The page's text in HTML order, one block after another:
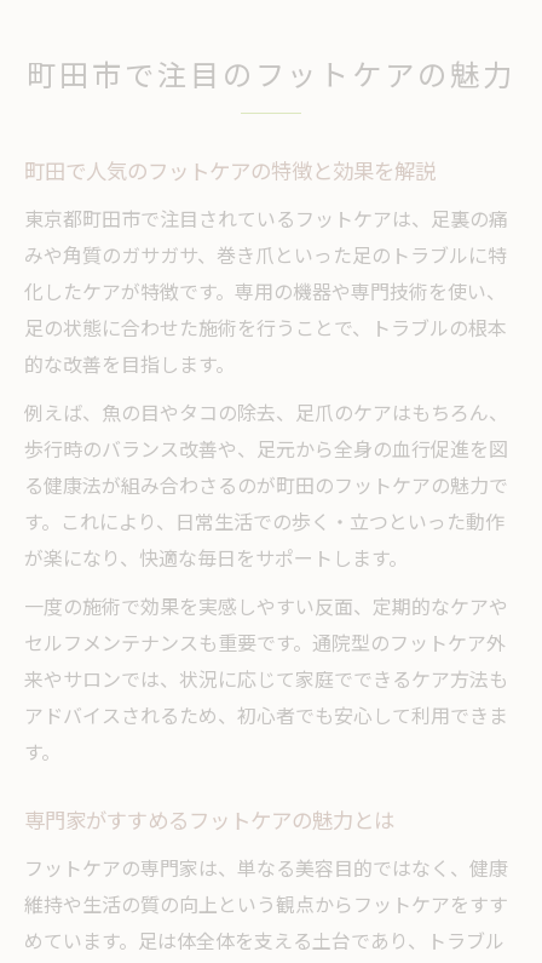
町田市で注目のフットケアの魅力
町田で人気のフットケアの特徴と効果を解説
東京都町田市で注目されているフットケアは、足裏の痛
みや角質のガサガサ、巻き爪といった足のトラブルに特
化したケアが特徴です。専用の機器や専門技術を使い、
足の状態に合わせた施術を行うことで、トラブルの根本
的な改善を目指します。
例えば、魚の目やタコの除去、足爪のケアはもちろん、
歩行時のバランス改善や、足元から全身の血行促進を図
る健康法が組み合わさるのが町田のフットケアの魅力で
す。これにより、日常生活での歩く・立つといった動作
が楽になり、快適な毎日をサポートします。
一度の施術で効果を実感しやすい反面、定期的なケアや
セルフメンテナンスも重要です。通院型のフットケア外
来やサロンでは、状況に応じて家庭でできるケア方法も
アドバイスされるため、初心者でも安心して利用できま
す。
専門家がすすめるフットケアの魅力とは
フットケアの専門家は、単なる美容目的ではなく、健康
維持や生活の質の向上という観点からフットケアをすす
めています。足は体全体を支える土台であり、トラブル